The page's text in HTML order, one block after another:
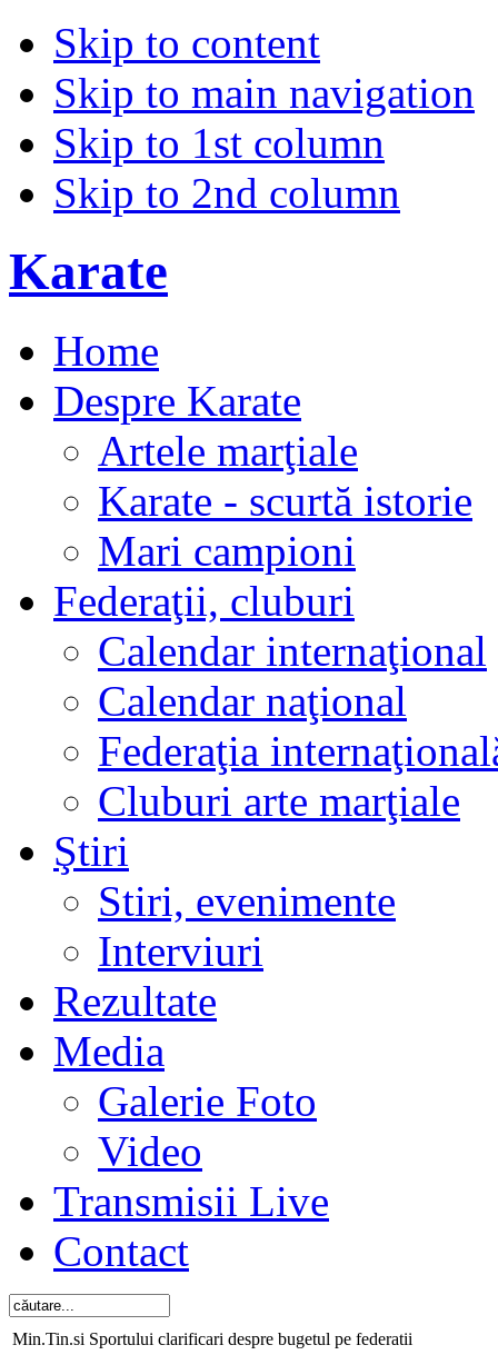
Skip to content
Skip to main navigation
Skip to 1st column
Skip to 2nd column
Karate
Home
Despre Karate
Artele marţiale
Karate - scurtă istorie
Mari campioni
Federaţii, cluburi
Calendar internaţional
Calendar naţional
Federaţia
Cluburi arte marţiale
Ştiri
Stiri, evenimente
Interviuri
Rezultate
Media
Galerie Foto
Video
Transmisii Live
Contact
Min.Tin.si Sportului clarificari despre bugetul pe federatii